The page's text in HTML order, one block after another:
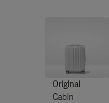
Original
Cabin